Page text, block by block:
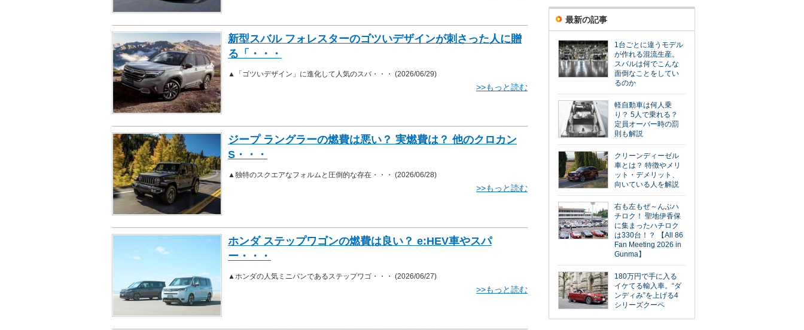
新型スバル フォレスターのゴツいデザインが刺さった人に贈
る「・・・
▲「ゴツいデザイン」に進化して人気のスバ・・・ (2026/06/29)
>>もっと読む
ジープ ラングラーの燃費は悪い？ 実燃費は？ 他のクロカン
S・・・
▲独特のスクエアなフォルムと圧倒的な存在・・・ (2026/06/28)
>>もっと読む
ホンダ ステップワゴンの燃費は良い？ e:HEV車やスパ
ー・・・
▲ホンダの人気ミニバンであるステップワゴ・・・ (2026/06/27)
>>もっと読む
最新の記事
1台ごとに違うモデル
が作れる混流生産。
スバルは何でこんな
面倒なことをしてい
るのか
軽自動車は何人乗
り？ 5人で乗れる？
定員オーバー時の罰
則も解説
クリーンディーゼル
車とは？ 特徴やメリ
ット・デメリット、
向いている人を解説
右も左もぜ～んぶハ
チロク！ 聖地伊香保
に集まったハチロク
は330台！？ 【All 86
Fan Meeting 2026 in
Gunma】
180万円で手に入る
イケてる輸入車。“ダ
ンディみ”を上げる4
シリーズクーペ